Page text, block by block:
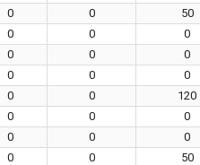
0 0 50
0 0 0
0 0 0
0 0 0
0 0 120
0 0 0
0 0 0
0 0 50